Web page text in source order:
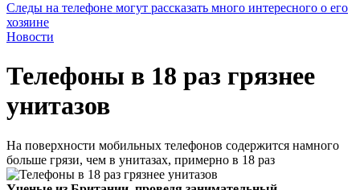
Следы на телефоне могут рассказать много интересного о его
хозяине
Новости
Телефоны в 18 раз грязнее
унитазов
На поверхности мобильных телефонов содержится намного
больше грязи, чем в унитазах, примерно в 18 раз